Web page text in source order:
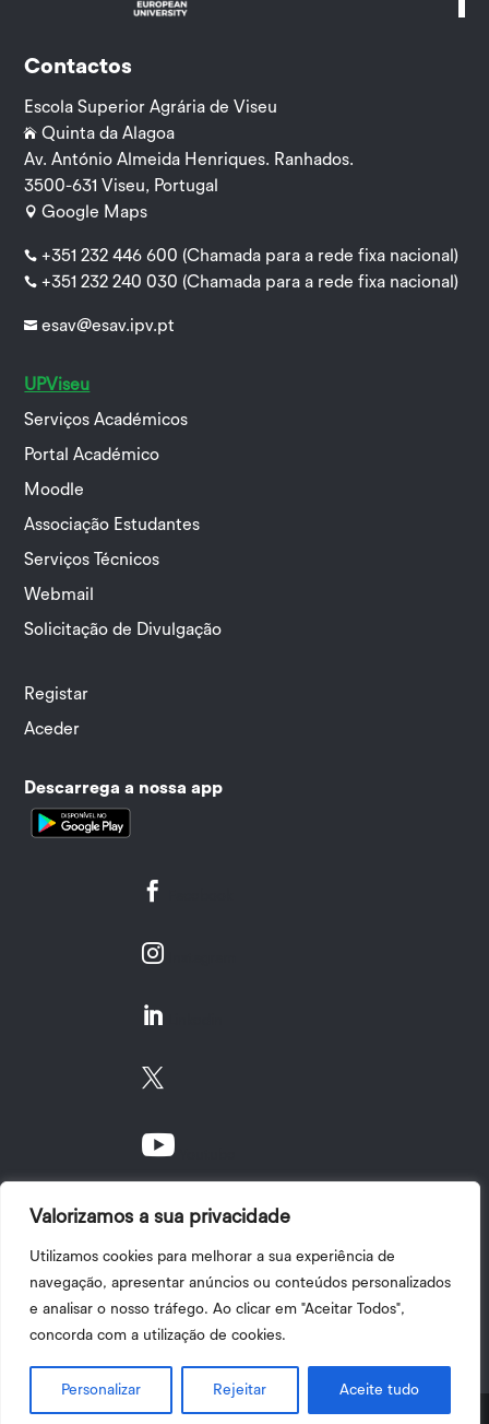
Valorizamos a sua privacidade
Utilizamos cookies para melhorar a sua experiência de
navegação, apresentar anúncios ou conteúdos personalizados
e analisar o nosso tráfego. Ao clicar em "Aceitar Todos",
concorda com a utilização de cookies.
Personalizar Rejeitar Aceite tudo
Contactos
Escola Superior Agrária de Viseu
 Quinta da Alagoa
Av. António Almeida Henriques. Ranhados.
3500-631 Viseu, Portugal
 Google Maps
 +351 232 446 600 (Chamada para a rede fixa nacional)
 +351 232 240 030 (Chamada para a rede fixa nacional)
 esav@esav.ipv.pt
UPViseu
Serviços Académicos
Portal Académico
Moodle
Associação Estudantes
Serviços Técnicos
Webmail
Solicitação de Divulgação
Registar
Aceder
Descarrega a nossa app

Instagram


Youtube
Política de Privacidade|Termos e Condições
Sugestões, Elogios e Reclamações
I.P.V.
Share This